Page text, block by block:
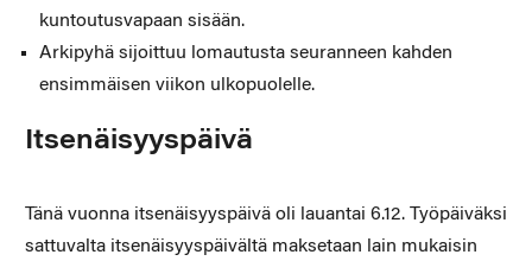
kuntoutusvapaan sisään.
Arkipyhä sijoittuu lomautusta seuranneen kahden
ensimmäisen viikon ulkopuolelle.
Itsenäisyyspäivä
Tänä vuonna itsenäisyyspäivä oli lauantai 6.12. Työpäiväksi
sattuvalta itsenäisyyspäivältä maksetaan lain mukaisin